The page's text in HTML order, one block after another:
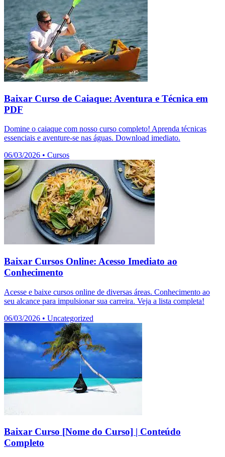
Baixar Curso de Caiaque: Aventura e Técnica em
PDF
Domine o caiaque com nosso curso completo! Aprenda técnicas
essenciais e aventure-se nas águas. Download imediato.
06/03/2026 • Cursos
Baixar Cursos Online: Acesso Imediato ao
Conhecimento
Acesse e baixe cursos online de diversas áreas. Conhecimento ao
seu alcance para impulsionar sua carreira. Veja a lista completa!
06/03/2026 • Uncategorized
Baixar Curso [Nome do Curso] | Conteúdo
Completo